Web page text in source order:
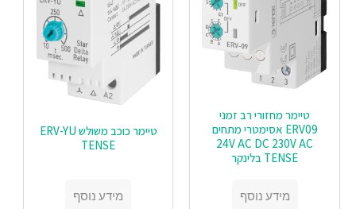
טיימר מחזורי רב זמני
ERV09 אסימטרי מתחים
24V AC DC 230V AC
TENSE בלינקר
מידע נוסף
טיימר כוכב משולש ERV-YU
TENSE
מידע נוסף